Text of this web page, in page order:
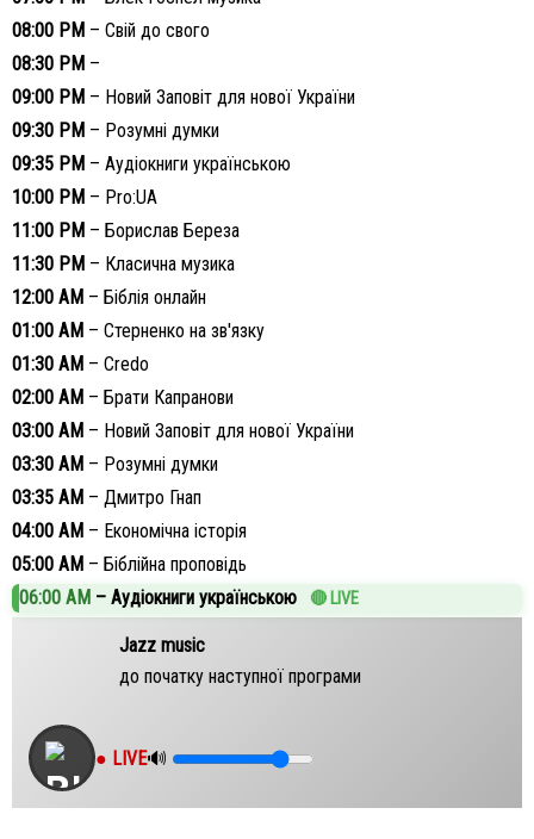
08:00 PM – Свій до свого
08:30 PM –
09:00 PM – Новий Заповіт для нової України
09:30 PM – Розумні думки
09:35 PM – Аудіокниги українською
10:00 PM – Pro:UA
11:00 PM – Борислав Береза
11:30 PM – Класична музика
12:00 AM – Біблія онлайн
01:00 AM – Стерненко на зв'язку
01:30 AM – Credo
02:00 AM – Брати Капранови
03:00 AM – Новий Заповіт для нової України
03:30 AM – Розумні думки
03:35 AM – Дмитро Гнап
04:00 AM – Економічна історія
05:00 AM – Біблійна проповідь
06:00 AM – Аудіокниги українською
Jazz music
до початку наступної програми
● LIVE🔊